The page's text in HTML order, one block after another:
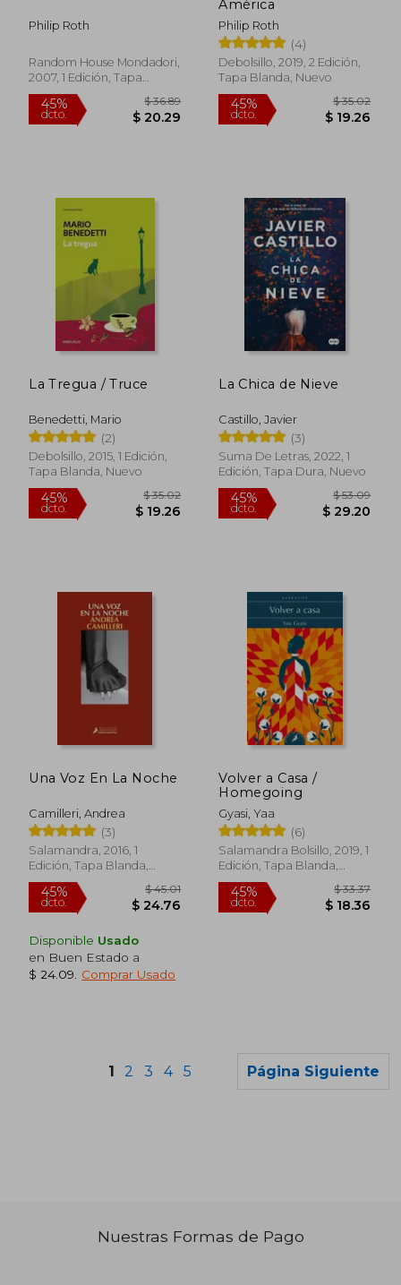
dcto.
45%
dcto.
45% 45%
Philip Roth
Random House Mondadori,
2007, 1 Edición, Tapa
Blanda, Nuevo
América
Philip Roth
(4)
Debolsillo, 2019, 2 Edición,
Tapa Blanda, Nuevo
La Tregua / Truce
Benedetti, Mario
(2)
Debolsillo, 2015, 1 Edición,
Tapa Blanda, Nuevo
La Chica de Nieve
Castillo, Javier
(3)
Suma De Letras, 2022, 1
Edición, Tapa Dura, Nuevo
Una Voz En La Noche
Camilleri, Andrea
(3)
Salamandra, 2016, 1
Edición, Tapa Blanda,
Nuevo
Disponible Usado
en Buen Estado a
$ 24.09
Comprar Usado
Volver a Casa /
Homegoing
Gyasi, Yaa
(6)
Salamandra Bolsillo, 2019, 1
Edición, Tapa Blanda,
Nuevo
1 2 3 4 5 Página Siguiente
Nuestras Formas de Pago